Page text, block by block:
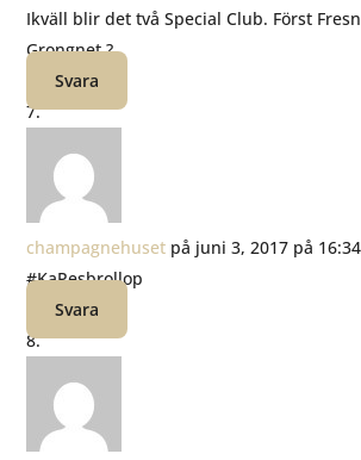
Ikväll blir det två Special Club. Först
Grongnet ?
Svara
champagnehuset på juni 3, 2017 på 16:34
#KaPesbrollop
Svara